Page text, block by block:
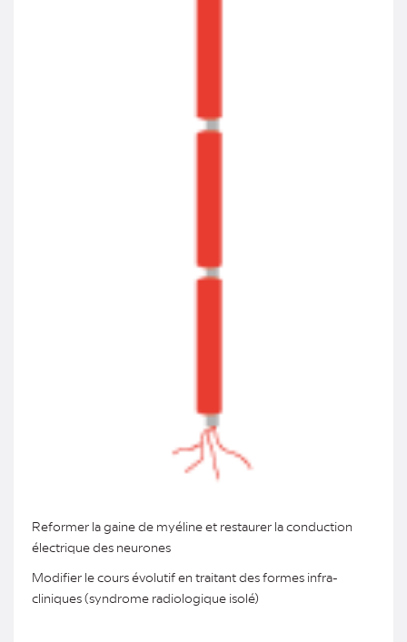
Reformer la gaine de myéline et restaurer la conduction
électrique des neurones
Modifier le cours évolutif en traitant des formes infra-
cliniques (syndrome radiologique isolé)